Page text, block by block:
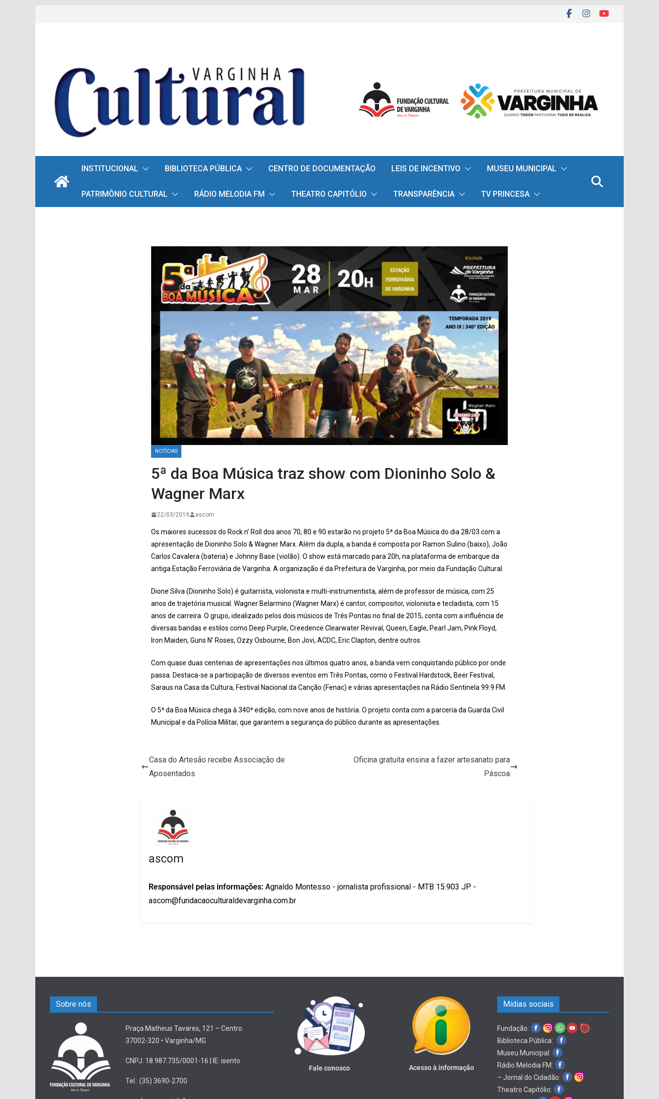
INSTITUCIONAL BIBLIOTECA PÚBLICA CENTRO DE DOCUMENTAÇÃO LEIS DE INCENTIVO MUSEU MUNICIPAL
PATRIMÔNIO CULTURAL RÁDIO MELODIA FM THEATRO CAPITÓLIO TRANSPARÊNCIA TV PRINCESA
NOTÍCIAS
5ª da Boa Música traz show com Dioninho Solo &
Wagner Marx
22/03/2019 ascom
Os maiores sucessos do Rock n’ Roll dos anos 70, 80 e 90 estarão no projeto 5ª da Boa Música do dia 28/03 com a
apresentação de Dioninho Solo & Wagner Marx. Além da dupla, a banda é composta por Ramon Sulino (baixo), João
Carlos Cavalera (bateria) e Johnny Base (violão). O show está marcado para 20h, na plataforma de embarque da
antiga Estação Ferroviária de Varginha. A organização é da Prefeitura de Varginha, por meio da Fundação Cultural.
Dione Silva (Dioninho Solo) é guitarrista, violonista e multi-instrumentista, além de professor de música, com 25
anos de trajetória musical. Wagner Belarmino (Wagner Marx) é cantor, compositor, violonista e tecladista, com 15
anos de carreira. O grupo, idealizado pelos dois músicos de Três Pontas no final de 2015, conta com a influência de
diversas bandas e estilos como Deep Purple, Creedence Clearwater Revival, Queen, Eagle, Pearl Jam, Pink Floyd,
Iron Maiden, Guns N’ Roses, Ozzy Osbourne, Bon Jovi, ACDC, Eric Clapton, dentre outros.
Com quase duas centenas de apresentações nos últimos quatro anos, a banda vem conquistando público por onde
passa. Destaca-se a participação de diversos eventos em Três Pontas, como o Festival Hardstock, Beer Festival,
Saraus na Casa da Cultura, Festival Nacional da Canção (Fenac) e várias apresentações na Rádio Sentinela 99.9 FM.
O 5ª da Boa Música chega à 340ª edição, com nove anos de história. O projeto conta com a parceria da Guarda Civil
Municipal e da Polícia Militar, que garantem a segurança do público durante as apresentações.
Casa do Artesão recebe Associação de
Aposentados
Oficina gratuita ensina a fazer artesanato para
Páscoa
ascom
Responsável pelas informações: Agnaldo Montesso - jornalista profissional - MTB 15.903 JP -
ascom@fundacaoculturaldevarginha.com.br
Sobre nós
Praça Matheus Tavares, 121 – Centro
37002-320 • Varginha/MG
CNPJ: 18.987.735/0001-16 | IE: isento
Tel.: (35) 3690-2700
Fale conosco Acesso à informação
Mídias sociais
Fundação:
Biblioteca Pública:
Museu Municipal:
Rádio Melodia FM:
– Jornal do Cidadão:
Theatro Capitólio: